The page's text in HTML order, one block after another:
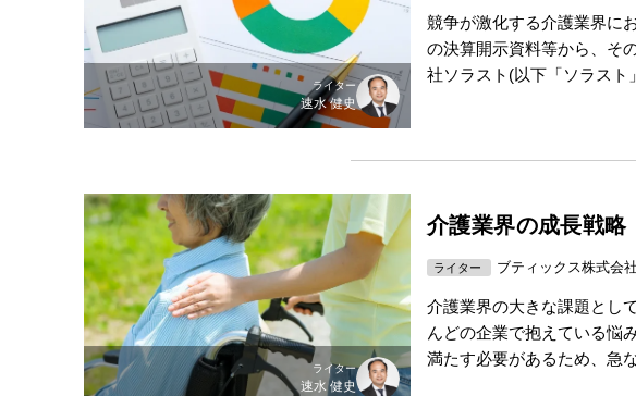
ライター
速水 健史
競争が激化する介護業界に
の決算開示資料等から、そ
社ソラスト(以下「ソラスト
ライター
速水 健史
介護業界の成長戦略
ライター ブティックス株式会
介護業界の大きな課題とし
んどの企業で抱えている悩
満たす必要があるため、急